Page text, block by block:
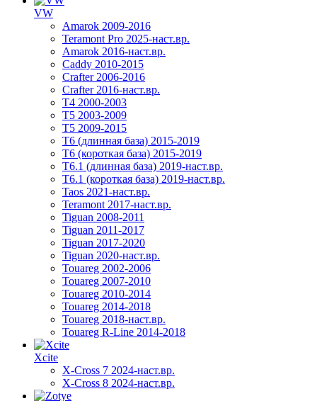
VW
Amarok 2009-2016
Teramont Pro 2025-наст.вр.
Amarok 2016-наст.вр.
Caddy 2010-2015
Crafter 2006-2016
Crafter 2016-наст.вр.
T4 2000-2003
T5 2003-2009
T5 2009-2015
T6 (длинная база) 2015-2019
Т6 (короткая база) 2015-2019
T6.1 (длинная база) 2019-наст.вр.
T6.1 (короткая база) 2019-наст.вр.
Taos 2021-наст.вр.
Teramont 2017-наст.вр.
Tiguan 2008-2011
Tiguan 2011-2017
Tiguan 2017-2020
Tiguan 2020-наст.вр.
Touareg 2002-2006
Touareg 2007-2010
Touareg 2010-2014
Touareg 2014-2018
Touareg 2018-наст.вр.
Touareg R-Line 2014-2018
Xcite
X-Cross 7 2024-наст.вр.
X-Cross 8 2024-наст.вр.